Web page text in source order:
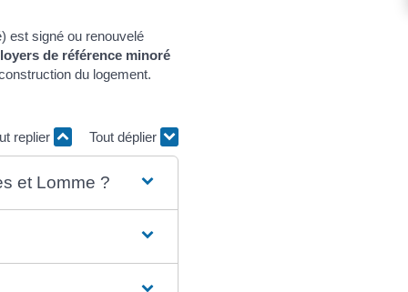
est signé ou renouvelé
loyers de référence minoré
du logement.
replier Tout déplier
et Lomme ?